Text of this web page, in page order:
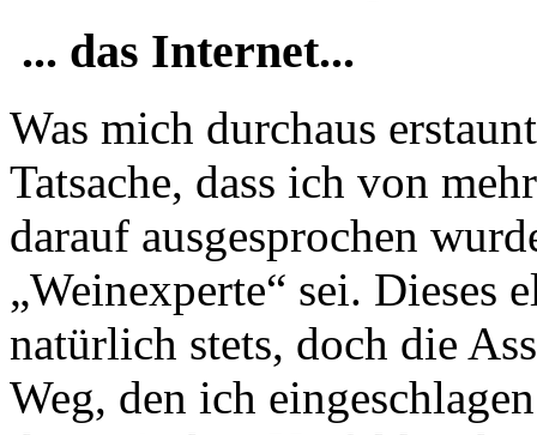
... das Internet...
Was mich durchaus
Tatsache, dass ich von
darauf ausgesprochen
„Weinexperte“ sei.
natürlich stets, doch die
Weg, den ich